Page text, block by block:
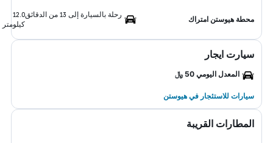
محطة هيوستن امتراك
رحلة بالسيارة إلى 13 من الدقائق
12.0
كيلومتر
سيارت ايجار
المعدل اليومي 50 ﷼
سيارات للاستئجار في هيوستن
المطارات القريبة